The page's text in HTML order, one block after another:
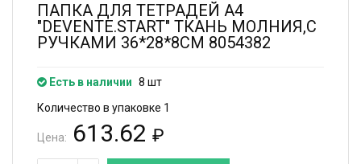
ПАПКА ДЛЯ ТЕТРАДЕЙ А4
"DEVENTE.START" ТКАНЬ МОЛНИЯ,С
РУЧКАМИ 36*28*8СМ 8054382
Есть в наличии 8 шт
Количество в упаковке 1
Цена: 613.62 ₽